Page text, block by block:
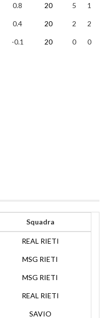
0.8 20 5 1
0.4 20 2 2
-0.1 20 0 0
Squadra
REAL RIETI
MSG RIETI
MSG RIETI
REAL RIETI
SAVIO